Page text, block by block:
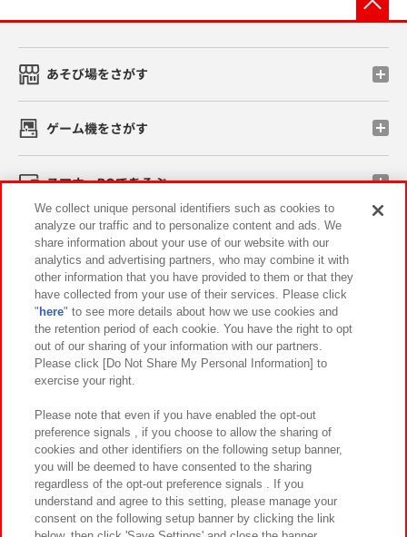
あそび場をさがす
ゲーム機をさがす
スマホ・PCであそぶ
イベント・キャンペーン
関連会社 サステナビリティ サイトポリシー
プライバシーポリシー ウェブアクセシビリティ方針と検証結果
お取引先さまとともに
カスタマーハラスメント対応方針 よくあるご質問・お問い合わせ
We collect unique personal identifiers such as cookies to
analyze our traffic and to personalize content and ads. We
share information about your use of our website with our
analytics and advertising partners, who may combine it with
other information that you have provided to them or that they
have collected from your use of their services. Please click
" here" to see more details about how we use cookies and
the retention period of each cookie. You have the right to opt
out of our sharing of your information with our partners.
Please click [Do Not Share My Personal Information] to
exercise your right.
Please note that even if you have enabled the opt-out
preference signals , if you choose to allow the sharing of
cookies and other identifiers on the following setup banner,
you will be deemed to have consented to the sharing
regardless of the opt-out preference signals . If you
understand and agree to this setting, please manage your
consent on the following setup banner by clicking the link